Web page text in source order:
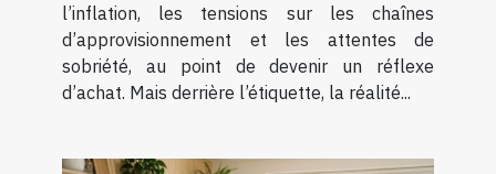
l’inflation, les tensions sur les chaînes
d’approvisionnement et les attentes de
sobriété, au point de devenir un réflexe
d’achat. Mais derrière l’étiquette, la réalité...